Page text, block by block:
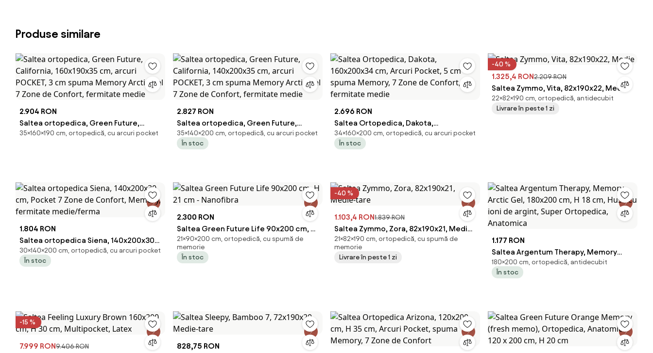
Produse similare
2.904 RON
Saltea ortopedica, Green Future,
California, 160x190x35 cm, arcuri
35×160×190 cm, ortopedică, cu arcuri pocket
2.827 RON
Saltea ortopedica, Green Future,
California, 140x200x35 cm, arcuri
POCKET, 3 cm spuma Memory Arctic
35×140×200 cm, ortopedică, cu arcuri pocket
În stoc
2.696 RON
Saltea Ortopedica, Dakota,
160x200x34 cm, Arcuri Pocket, 5 cm
spuma Memory, 7 Zone de Confort,
34×160×200 cm, ortopedică, cu arcuri pocket
În stoc
-40 %
1.325,4 RON2.209 RON
Saltea Zymmo, Vita, 82x190x22, Medie
22×82×190 cm, ortopedică, antidecubit
Livrare în peste 1 zi
1.804 RON
Saltea ortopedica Siena, 140x200x30
cm, Pocket 7 Zone de Confort,
Memory, fermitate medie/ferma
30×140×200 cm, ortopedică, cu arcuri pocket
În stoc
2.300 RON
Saltea Green Future Life 90x200 cm, H
21 cm - Nanofibra
21×90×200 cm, ortopedică, cu spumă de
memorie
În stoc
-40 %
1.103,4 RON1.839 RON
Saltea Zymmo, Zora, 82x190x21, Medie-
tare
21×82×190 cm, ortopedică, cu spumă de
memorie
Livrare în peste 1 zi
1.177 RON
Saltea Argentum Therapy, Memory
Arctic Gel, 180x200 cm, H 18 cm, Husa
cu ioni de argint, Super Ortopedica,
180×200 cm, ortopedică, antidecubit
În stoc
-15 %
7.999 RON9.406 RON
828,75 RON